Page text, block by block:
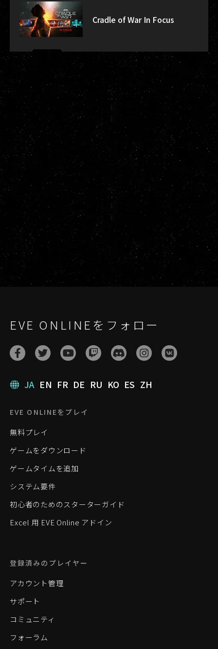
Cradle of War In Focus
EVE ONLINEをフォロー
JA EN FR DE RU KO ES ZH
EVE ONLINEをプレイ
無料プレイ
ゲームをダウンロード
ゲームタイムを追加
システム要件
初心者のためのスターターガイド
Excel 用 EVE Online アドイン
登録済みのプレイヤー
アカウント管理
サポート
コミュニティ
フォーラム